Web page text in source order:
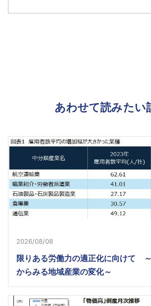
あわせて読みたい
2026/08/08
限りある労働力の適正化に向けて
からみる地域産業の変化～